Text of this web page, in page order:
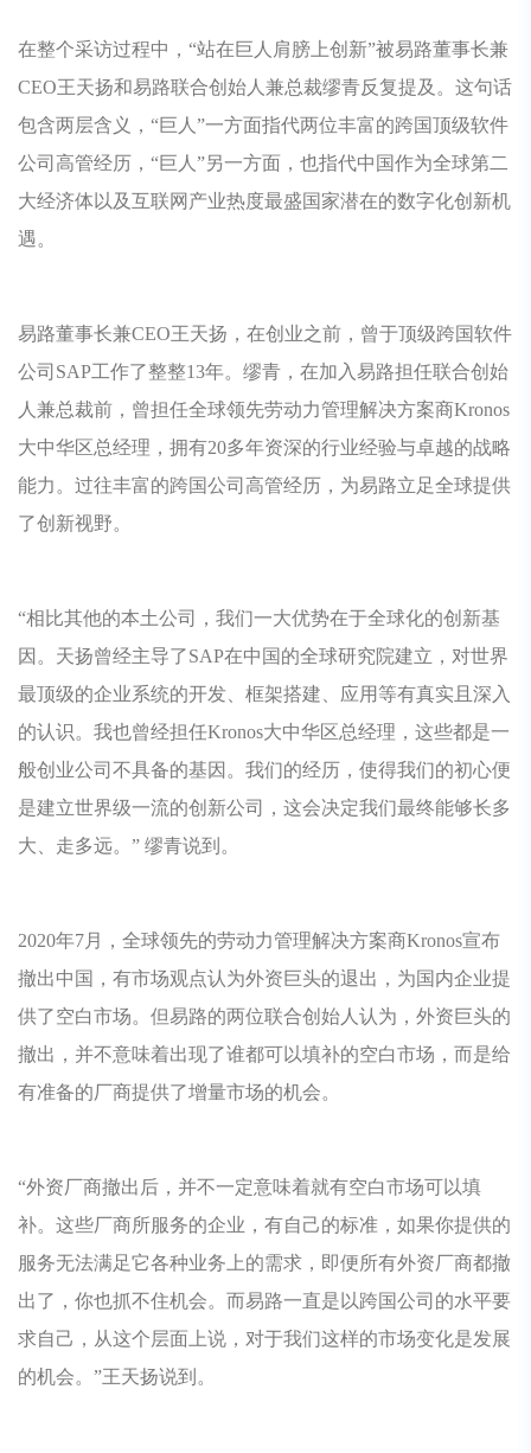
在整个采访过程中，“站在巨人肩膀上创新”被易路董事长兼
CEO王天扬和易路联合创始人兼总裁缪青反复提及。这句话
包含两层含义，“巨人”一方面指代两位丰富的跨国顶级软件
公司高管经历，“巨人”另一方面，也指代中国作为全球第二
大经济体以及互联网产业热度最盛国家潜在的数字化创新机
遇。
易路董事长兼CEO王天扬，在创业之前，曾于顶级跨国软件
公司SAP工作了整整13年。缪青，在加入易路担任联合创始
人兼总裁前，曾担任全球领先劳动力管理解决方案商Kronos
大中华区总经理，拥有20多年资深的行业经验与卓越的战略
能力。过往丰富的跨国公司高管经历，为易路立足全球提供
了创新视野。
“相比其他的本土公司，我们一大优势在于全球化的创新基
因。天扬曾经主导了SAP在中国的全球研究院建立，对世界
最顶级的企业系统的开发、框架搭建、应用等有真实且深入
的认识。我也曾经担任Kronos大中华区总经理，这些都是一
般创业公司不具备的基因。我们的经历，使得我们的初心便
是建立世界级一流的创新公司，这会决定我们最终能够长多
大、走多远。” 缪青说到。
2020年7月，全球领先的劳动力管理解决方案商Kronos宣布
撤出中国，有市场观点认为外资巨头的退出，为国内企业提
供了空白市场。但易路的两位联合创始人认为，外资巨头的
撤出，并不意味着出现了谁都可以填补的空白市场，而是给
有准备的厂商提供了增量市场的机会。
“外资厂商撤出后，并不一定意味着就有空白市场可以填
补。这些厂商所服务的企业，有自己的标准，如果你提供的
服务无法满足它各种业务上的需求，即便所有外资厂商都撤
出了，你也抓不住机会。而易路一直是以跨国公司的水平要
求自己，从这个层面上说，对于我们这样的市场变化是发展
的机会。”王天扬说到。